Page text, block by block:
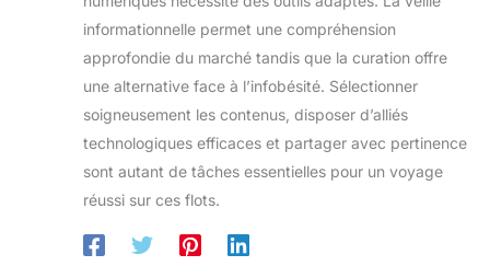
informationnelle permet une compréhension
approfondie du marché tandis que la curation offre
une alternative face à l’infobésité. Sélectionner
soigneusement les contenus, disposer d’alliés
technologiques efficaces et partager avec pertinence
sont autant de tâches essentielles pour un voyage
réussi sur ces flots.